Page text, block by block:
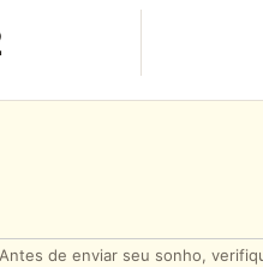
Antes de enviar seu sonho,